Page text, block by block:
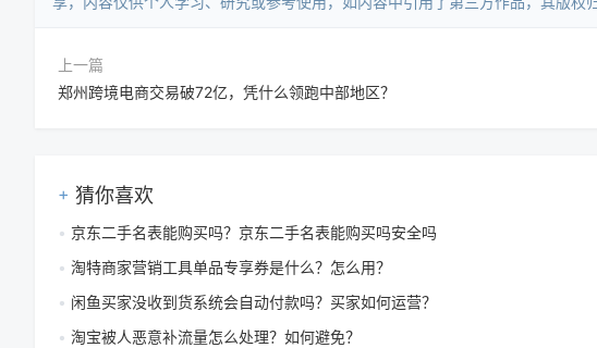
上一篇
郑州跨境电商交易破72亿，凭什么领跑中部地区？
猜你喜欢
京东二手名表能购买吗？京东二手名表能购买吗安全吗
淘特商家营销工具单品专享券是什么？怎么用？
闲鱼买家没收到货系统会自动付款吗？买家如何运营？
淘宝被人恶意补流量怎么处理？如何避免？